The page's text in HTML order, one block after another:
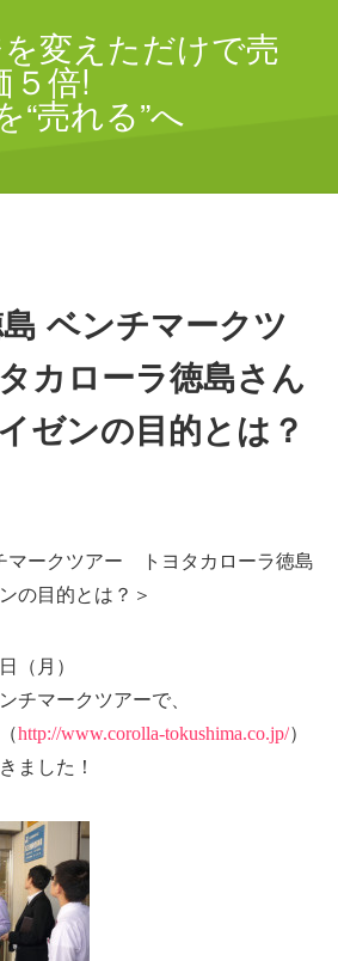
変えただけで売
５倍!
“売れる”へ
ベンチマークツ
カローラ徳島さん
ゼンの目的とは？
マークツアー トヨタカローラ徳島
の目的とは？＞
（月）
チマークツアーで、
（http://www.corolla-tokushima.co.jp/）
ました！